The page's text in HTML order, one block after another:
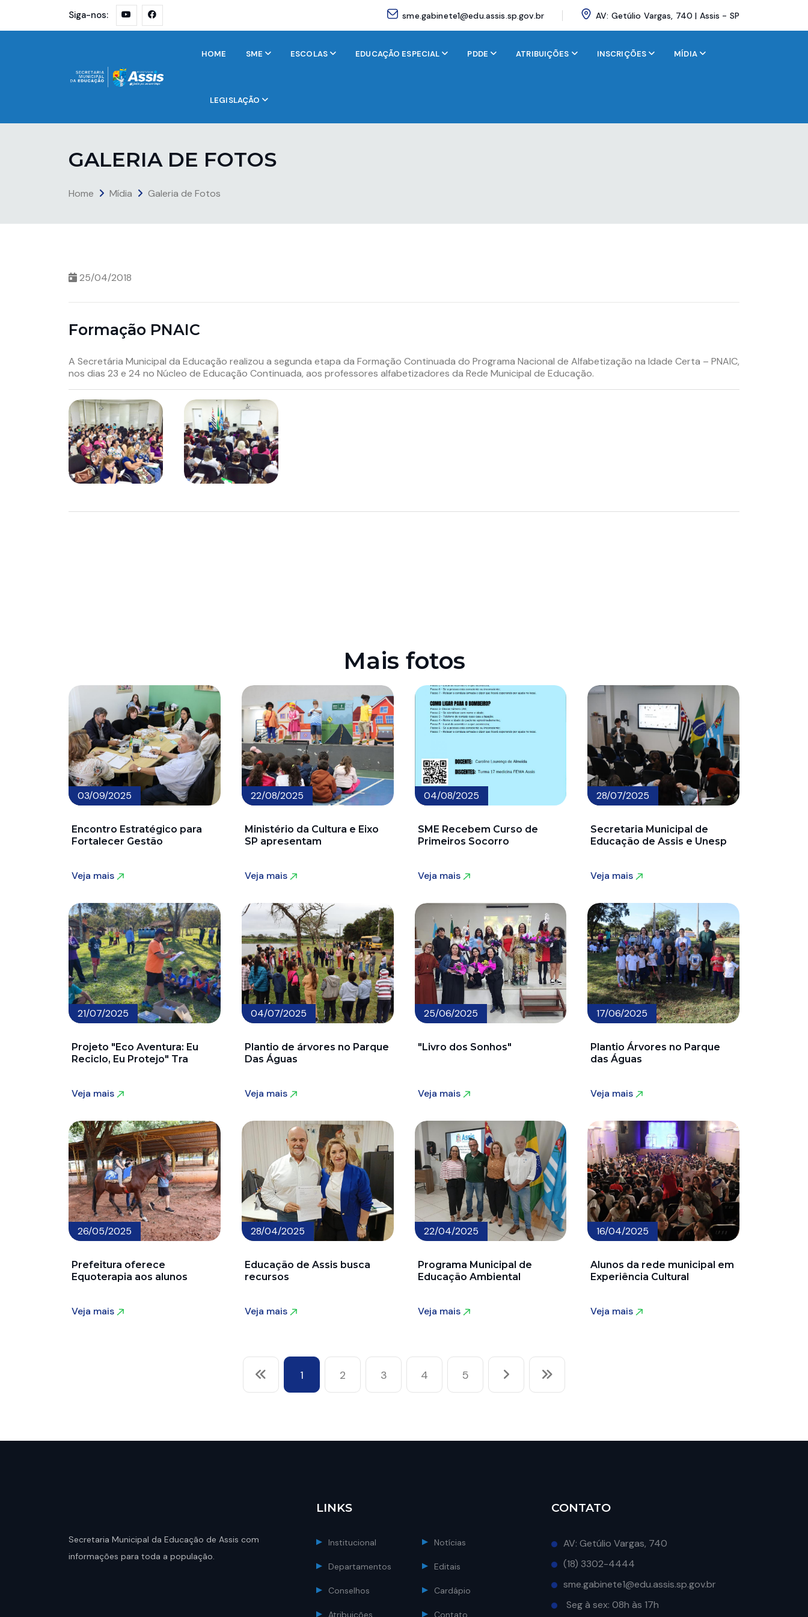
Siga-nos: sme.gabinete1@edu.assis.sp.gov.br AV: Getúlio Vargas, 740 | Assis - SP
HOME SME ESCOLAS EDUCAÇÃO ESPECIAL PDDE ATRIBUIÇÕES INSCRIÇÕES MÍDIA
LEGISLAÇÃO
GALERIA DE FOTOS
Home Mídia Galeria de Fotos
25/04/2018
Formação PNAIC
A Secretária Municipal da Educação realizou a segunda etapa da Formação Continuada do Programa Nacional de Alfabetização na Idade Certa – PNAIC,
nos dias 23 e 24 no Núcleo de Educação Continuada, aos professores alfabetizadores da Rede Municipal de Educação.
Mais fotos
03/09/2025
Encontro Estratégico para
Fortalecer Gestão
Veja mais
22/08/2025
Ministério da Cultura e Eixo
SP apresentam
Veja mais
04/08/2025
SME Recebem Curso de
Primeiros Socorro
Veja mais
28/07/2025
Secretaria Municipal de
Educação de Assis e Unesp
Veja mais
21/07/2025
Projeto "Eco Aventura: Eu
Reciclo, Eu Protejo" Tra
Veja mais
04/07/2025
Plantio de árvores no Parque
Das Águas
Veja mais
25/06/2025
"Livro dos Sonhos"
Veja mais
17/06/2025
Plantio Árvores no Parque
das Águas
Veja mais
26/05/2025
Prefeitura oferece
Equoterapia aos alunos
Veja mais
28/04/2025
Educação de Assis busca
recursos
Veja mais
22/04/2025
Programa Municipal de
Educação Ambiental
Veja mais
16/04/2025
Alunos da rede municipal em
Experiência Cultural
Veja mais
1 2 3 4 5
Secretaria Municipal da Educação de Assis com
informações para toda a população.
LINKS
Institucional
Departamentos
Conselhos
Atribuições
Notícias
Editais
Cardápio
Contato
CONTATO
AV: Getúlio Vargas, 740
(18) 3302-4444
sme.gabinete1@edu.assis.sp.gov.br
Seg à sex: 08h às 17h